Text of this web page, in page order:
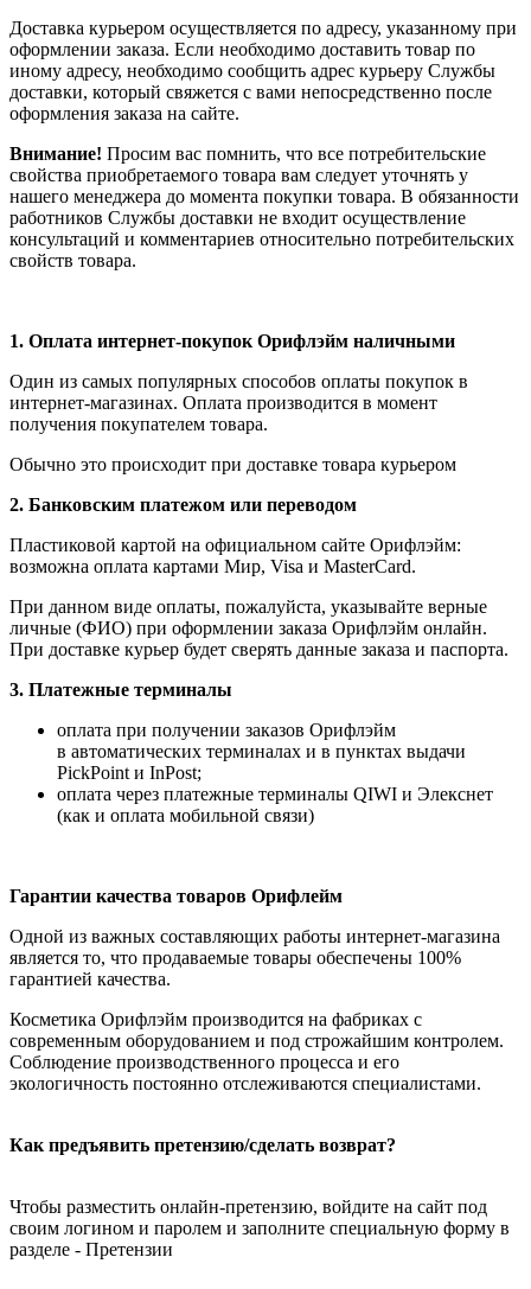
Доставка курьером осуществляется по адресу, указанному при
оформлении заказа. Если необходимо доставить товар по
иному адресу, необходимо сообщить адрес курьеру Службы
доставки, который свяжется с вами непосредственно после
оформления заказа на сайте.
Внимание! Просим вас помнить, что все потребительские
свойства приобретаемого товара вам следует уточнять у
нашего менеджера до момента покупки товара. В обязанности
работников Службы доставки не входит осуществление
консультаций и комментариев относительно потребительских
свойств товара.
1. Оплата интернет-покупок Орифлэйм наличными
Один из самых популярных способов оплаты покупок в
интернет-магазинах. Оплата производится в момент
получения покупателем товара.
Обычно это происходит при доставке товара курьером
2. Банковским платежом или переводом
Пластиковой картой на официальном сайте Орифлэйм:
возможна оплата картами Мир, Visa и MasterCard.
При данном виде оплаты, пожалуйста, указывайте верные
личные (ФИО) при оформлении заказа Орифлэйм онлайн.
При доставке курьер будет сверять данные заказа и паспорта.
3. Платежные терминалы
оплата при получении заказов Орифлэйм
в автоматических терминалах и в пунктах выдачи
PickPoint и InPost;
оплата через платежные терминалы QIWI и Элекснет
(как и оплата мобильной связи)
Гарантии качества товаров Орифлейм
Одной из важных составляющих работы интернет-магазина
является то, что продаваемые товары обеспечены 100%
гарантией качества.
Косметика Орифлэйм производится на фабриках с
современным оборудованием и под строжайшим контролем.
Соблюдение производственного процесса и его
экологичность постоянно отслеживаются специалистами.
Как предъявить претензию/сделать возврат?
Чтобы разместить онлайн-претензию, войдите на сайт под
своим логином и паролем и заполните специальную форму в
разделе - Претензии